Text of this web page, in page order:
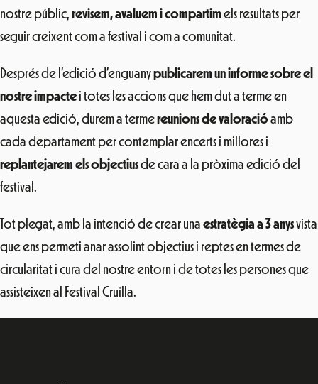
nostre públic, revisem, avaluem i compartim els resultats per
seguir creixent com a festival i com a comunitat.
Després de l’edició d’enguanypublicarem un informe sobre el
nostre impactei totes les accions que hem dut a terme en
aquesta edició, durem a termereunions de valoracióamb
cada departament per contemplar encerts i millores i
replantejarem els objectiusde cara a la pròxima edició del
festival.
Tot plegat, amb la intenció de crear una estratègia a 3 anysvista
que ens permeti anar assolint objectius i reptes en termes de
circularitat i cura del nostre entorn i de totes les persones que
assisteixen al Festival Cruïlla.